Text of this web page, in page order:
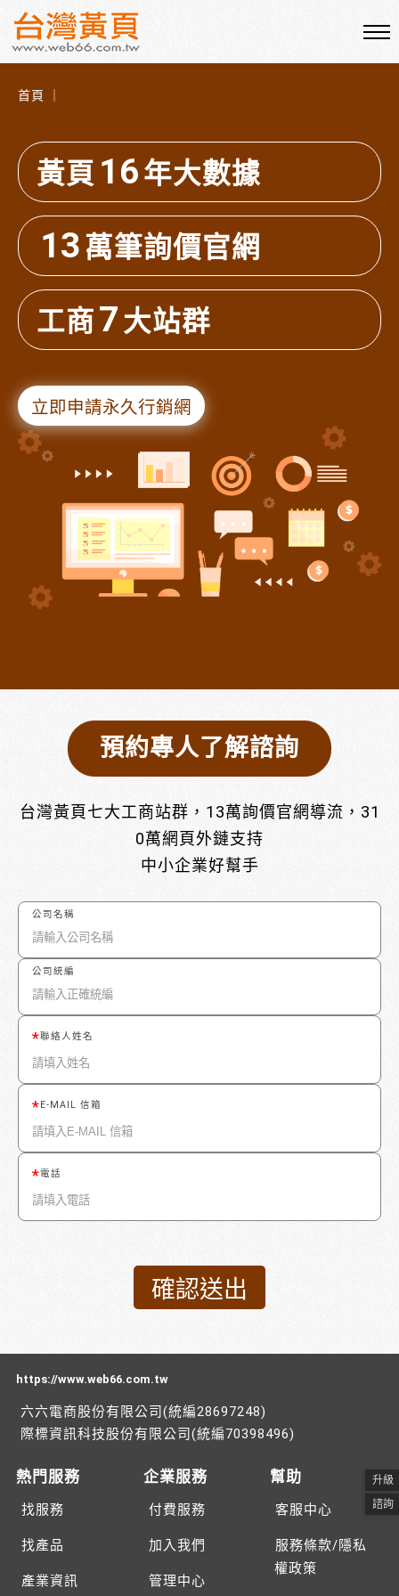
首頁 ｜
黃頁 16年大數據
13萬筆詢價官網
工商7大站群
立即申請永久行銷網
預約專人了解諮詢
台灣黃頁七大工商站群，13萬詢價官網導流，31
0萬網頁外鏈支持
中小企業好幫手
公司名稱
公司統編
聯絡人姓名
E-MAIL 信箱
電話
https://www.web66.com.tw
六六電商股份有限公司(統編28697248)
際標資訊科技股份有限公司(統編70398496)
熱門服務
找服務
找產品
產業資訊
企業服務
付費服務
加入我們
管理中心
幫助
客服中心
服務條款/隱私
權政策
升級
諮詢